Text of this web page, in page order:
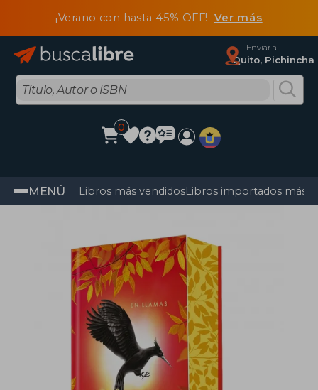
¡Verano con hasta 45% OFF! Ver más
Enviar a
Quito, Pichincha
0
MENÚ Libros más vendidosLibros importados más